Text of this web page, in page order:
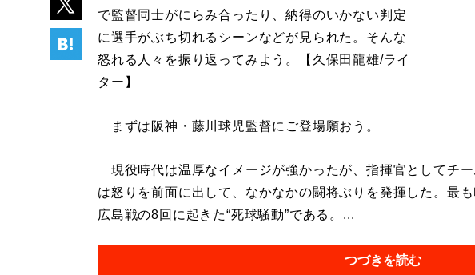
で監督同士がにらみ合ったり、納得のいかない判定
に選手がぶち切れるシーンなどが見られた。そんな
怒れる人々を振り返ってみよう。【久保田龍雄/ライ
ター】
まずは阪神・藤川球児監督にご登場願おう。
現役時代は温厚なイメージが強かったが、指揮官としてチ
は怒りを前面に出して、なかなかの闘将ぶりを発揮した。最
広島戦の8回に起きた“死球騒動”である。...
つづきを読む